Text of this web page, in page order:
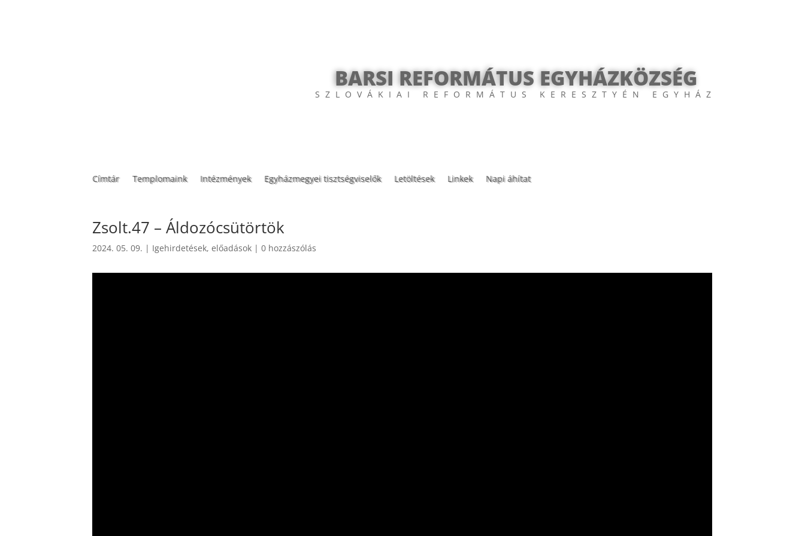
BARSI REFORMÁTUS EGYHÁZKÖZSÉG
SZLOVÁKIAI REFORMÁTUS KERESZTYÉN EGYHÁZ
Címtár Templomaink Intézmények Egyházmegyei tisztségviselők Letöltések Linkek Napi áhítat
Zsolt.47 – Áldozócsütörtök
2024. 05. 09. | Igehirdetések, előadások |0 hozzászólás